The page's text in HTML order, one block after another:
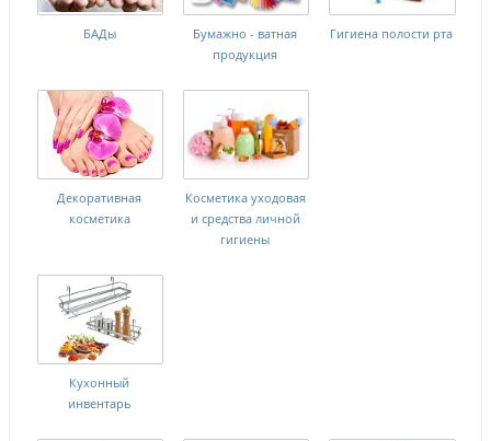
БАДы
Бумажно - ватная
продукция
Гигиена полости рта
Декоративная
косметика
Косметика уходовая
и средства личной
гигиены
Кухонный
инвентарь